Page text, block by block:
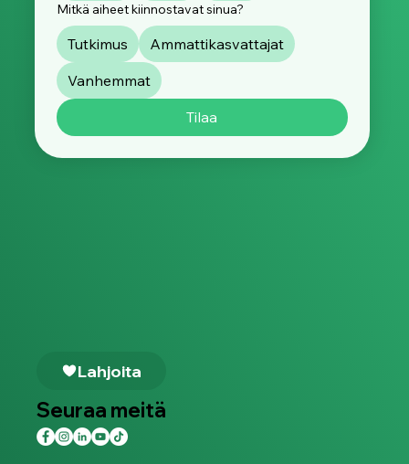
Mitkä aiheet kiinnostavat sinua?
Tutkimus
Ammattikasvattajat
Vanhemmat
Tilaa
Lahjoita
Seuraa meitä